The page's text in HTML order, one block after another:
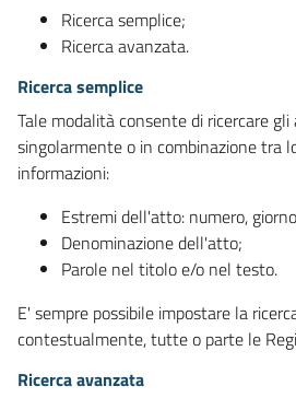
Ricerca semplice;
Ricerca avanzata.
Ricerca semplice
Tale modalità consente di ricercare
singolarmente o in combinazione tra
informazioni:
Estremi dell'atto: numero,
Denominazione dell'atto;
Parole nel titolo e/o nel testo.
E' sempre possibile impostare la
contestualmente, tutte o parte le
Ricerca avanzata